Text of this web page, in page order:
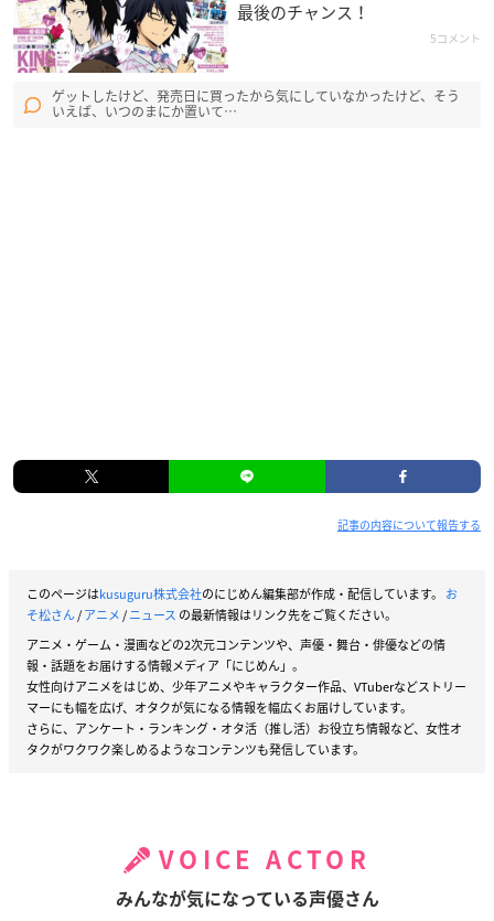
最後のチャンス！
5コメント
ゲットしたけど、発売日に買ったから気にしていなかったけど、そう
いえば、いつのまにか置いて…
記事の内容について報告する
このページはkusuguru株式会社のにじめん編集部が作成・配信しています。 お
そ松さん/アニメ/ニュース の最新情報はリンク先をご覧ください。
アニメ・ゲーム・漫画などの2次元コンテンツや、声優・舞台・俳優などの情
報・話題をお届けする情報メディア「にじめん」。
女性向けアニメをはじめ、少年アニメやキャラクター作品、VTuberなどストリー
マーにも幅を広げ、オタクが気になる情報を幅広くお届けしています。
さらに、アンケート・ランキング・オタ活（推し活）お役立ち情報など、女性オ
タクがワクワク楽しめるようなコンテンツも発信しています。
VOICE ACTOR
みんなが気になっている声優さん